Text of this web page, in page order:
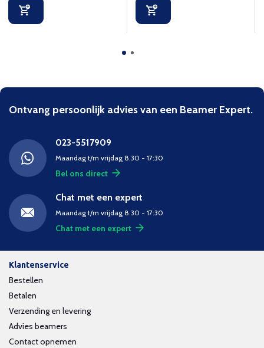
Ontvang persoonlijk advies van een Beamer Expert.
023-5517909
Maandag t/m vrijdag 8.30 - 17:30
Bel ons direct
Chat met een expert
Maandag t/m vrijdag 8.30 - 17:30
Chat met een expert
Klantenservice
Bestellen
Betalen
Verzending en levering
Advies beamers
Contact opnemen